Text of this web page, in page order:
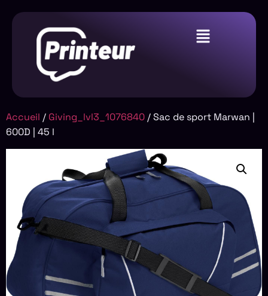
Accueil / Giving_lvl3_1076840 / Sac de sport Marwan |
600D | 45 l